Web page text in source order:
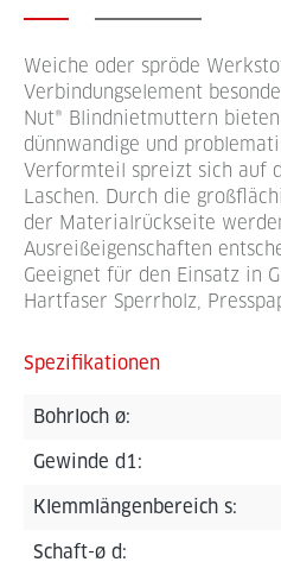
Weiche oder spröde
Verbindungselement
Nut® Blindnietmuttern
dünnwandige und
Verformteil spreizt sich auf
Laschen. Durch die
der Materialrückseite
Ausreißeigenschaften
Geeignet für den Einsatz in
Hartfaser Sperrholz,
Spezifikationen
Bohrloch ø:
Gewinde d1:
Klemmlängenbereich s:
Schaft-ø d: